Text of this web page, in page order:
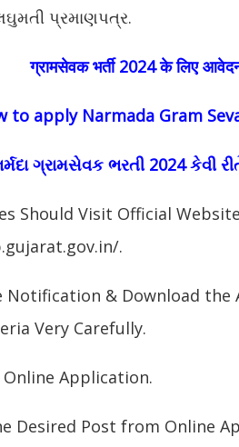
પ્રમાણપત્ર.
ग्रामसेवक भर्ती 2024 के लिए
to apply Narmada Gram
ગ્રામસેવક ભરતી 2024 કેવી
Should Visit Official
.
Notification & Download the
Very Carefully.
Application.
Desired Post from Online